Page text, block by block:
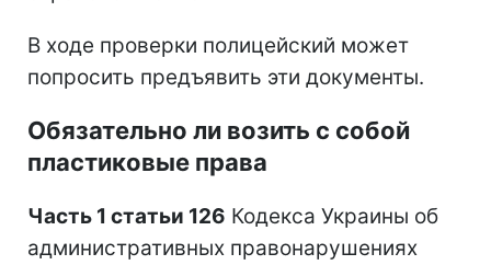
В ходе проверки полицейский может
попросить предъявить эти документы.
Обязательно ли возить с собой
пластиковые права
Часть 1 статьи 126 Кодекса Украины об
административных правонарушениях